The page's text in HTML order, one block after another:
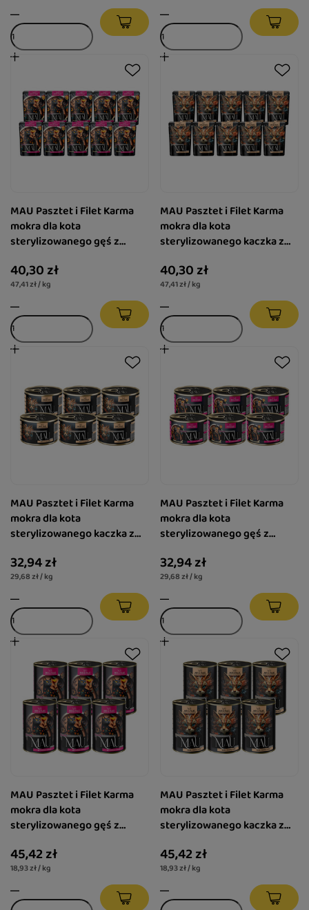
MAU Pasztet i Filet Karma
mokra dla kota
sterylizowanego gęś z
10 x 85 g
40,30 zł
47,41 zł / kg
MAU Pasztet i Filet Karma
mokra dla kota
sterylizowanego kaczka z
x 85 g
40,30 zł
47,41 zł / kg
MAU Pasztet i Filet Karma
mokra dla kota
sterylizowanego kaczka z
185 g
32,94 zł
29,68 zł / kg
MAU Pasztet i Filet Karma
mokra dla kota
sterylizowanego gęś z
6 x 185 g
32,94 zł
29,68 zł / kg
MAU Pasztet i Filet Karma
mokra dla kota
sterylizowanego gęś z
6 x 400 g
45,42 zł
18,93 zł / kg
MAU Pasztet i Filet Karma
mokra dla kota
sterylizowanego kaczka z
400 g
45,42 zł
18,93 zł / kg